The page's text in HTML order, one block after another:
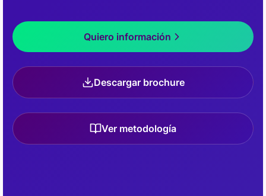
Quiero información
Descargar brochure
Ver metodología